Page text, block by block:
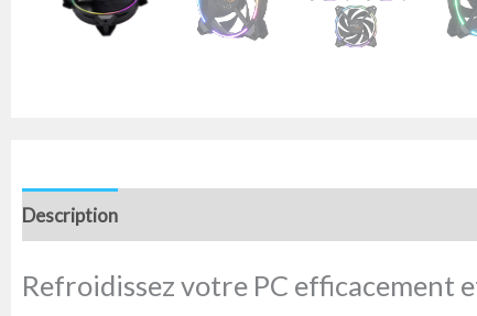
Description
Refroidissez votre PC efficacement